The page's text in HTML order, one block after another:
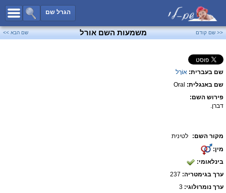
הגרל שם
כל השמות
שמות לבנים
<< שם קודם משמעות השם אורל שם הבא >>
שם בעברית: אוֹרָל
שם באנגלית: Oral
פירוש השם:
דברן.
מקור השם:
לטינית
מין:
בינלאומי:
ערך בגימטריה:
ערך נומרולוגי: 3